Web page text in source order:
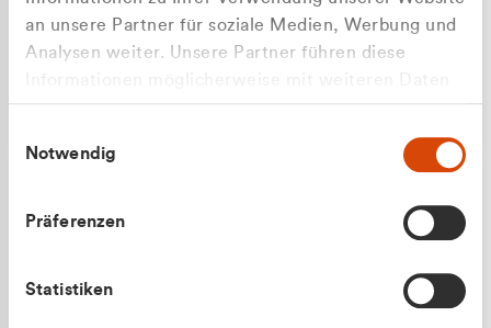
an unsere Partner für soziale Medien, Werbung und
Analysen weiter. Unsere Partner führen diese
gesammelt haben.
Notwendig
Präferenzen
Statistiken
Apilash Balanesan